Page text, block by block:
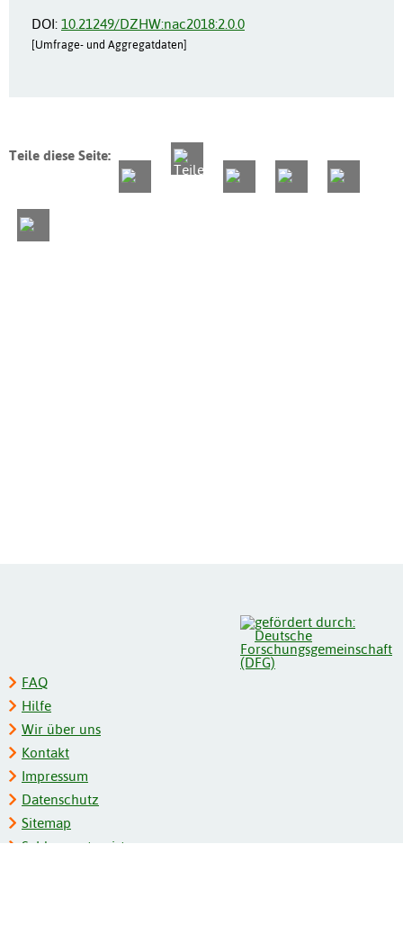
DOI: 10. 21249/DZHW:nac2018:2.0.0
[Umfrage- und Aggregatdaten]
Teile diese Seite:
FAQ
Hilfe
Wir über uns
Kontakt
Impressum
Datenschutz
Sitemap
Schlagwortregister